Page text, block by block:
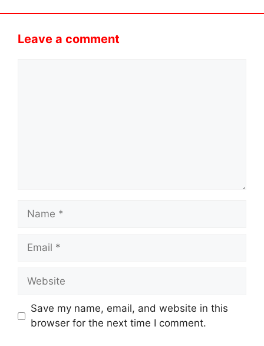
Leave a comment
Name
Email
Website
Save my name, email, and website in this
browser for the next time I comment.